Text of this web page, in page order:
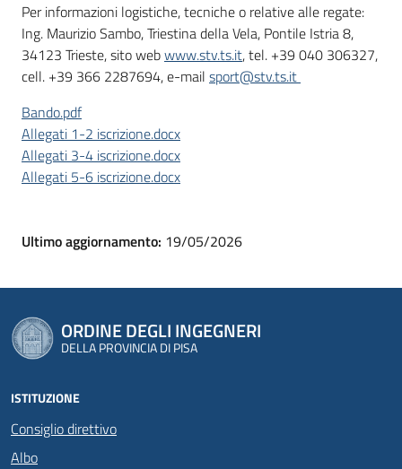
Per informazioni logistiche, tecniche o relative alle regate:
Ing. Maurizio Sambo, Triestina della Vela, Pontile Istria 8,
34123 Trieste, sito webwww.stv.ts.it, tel. +39 040 306327,
cell. +39 366 2287694, e-mail sport@stv.ts.it
Bando.pdf
Allegati 1-2 iscrizione.docx
Allegati 3-4 iscrizione.docx
Allegati 5-6 iscrizione.docx
Ultimo aggiornamento: 19/05/2026
ORDINE DEGLI INGEGNERI
DELLA PROVINCIA DI PISA
ISTITUZIONE
Consiglio direttivo
Albo